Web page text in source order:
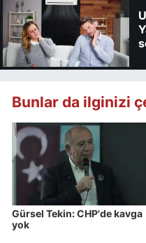
Bunlar da ilginizi
Gürsel Tekin: CHP'de kavga
yok